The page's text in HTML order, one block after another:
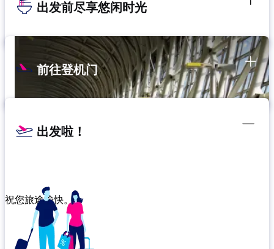
出发前尽享悠闲时光
前往登机门
出发啦！
祝您旅途愉快。